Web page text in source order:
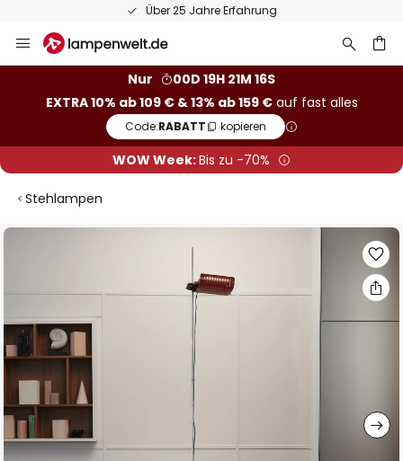
Über 25 Jahre Erfahrung
Inhalt
Nur
00D 19H 21M 16S
EXTRA 10% ab 109 € & 13% ab 159 €auf fast alles
Code:RABATT kopieren
WOW Week:Bis zu -70%
Stehlampen
Zum
springen